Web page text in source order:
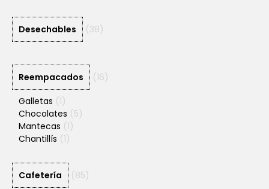
Desechables (38)
Reempacados
(16)
Galletas (1)
Chocolates (5)
Mantecas (1)
Chantillís (1)
Cafetería
(85)